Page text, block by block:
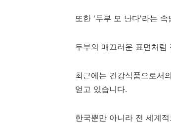
또한 '두부 모 난다'라는
두부의 매끄러운 표면처
최근에는 건강식품으로서
얻고 있습니다.
한국뿐만 아니라 전 세계